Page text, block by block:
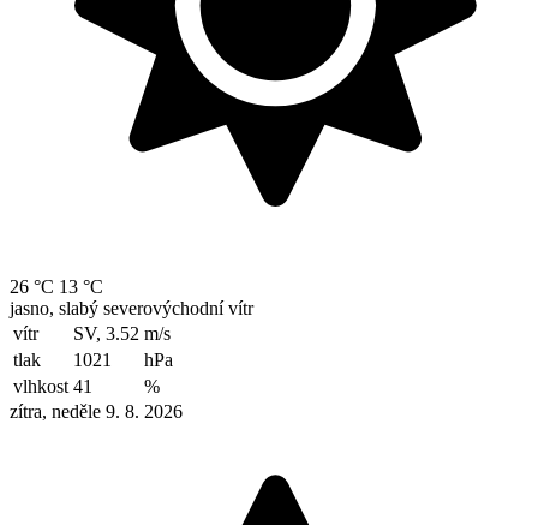
26 °C 13 °C
jasno, slabý severovýchodní vítr
vítr
SV, 3.52 m/s
tlak
1021
hPa
vlhkost 41
%
zítra, neděle 9. 8. 2026